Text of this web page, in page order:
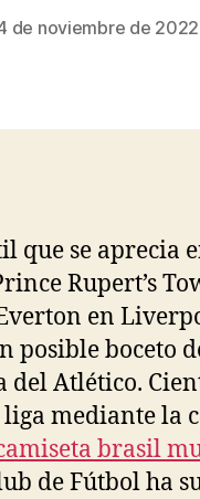
de noviembre de 2022
que se aprecia
Rupert’s
en
posible boceto
del Atlético.
mediante la
brasil
de Fútbol ha